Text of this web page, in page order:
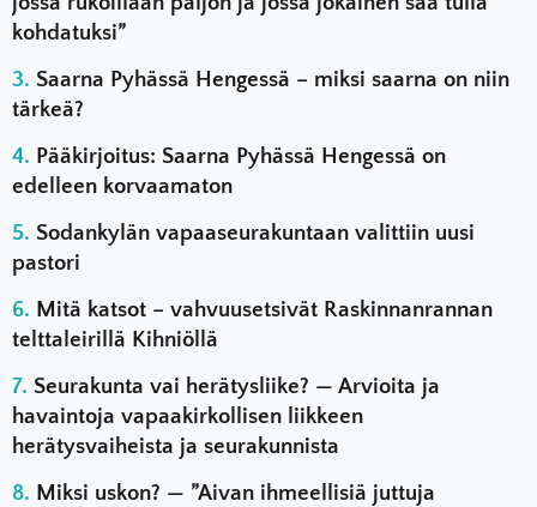
kohdatuksi”
Saarna Pyhässä Hengessä – miksi saarna on niin
tärkeä?
Pääkirjoitus: Saarna Pyhässä Hengessä on
edelleen korvaamaton
Sodankylän vapaaseurakuntaan valittiin uusi
pastori
Mitä katsot – vahvuusetsivät Raskinnanrannan
telttaleirillä Kihniöllä
Seurakunta vai herätysliike? — Arvioita ja
havaintoja vapaakirkollisen liikkeen
herätysvaiheista ja seurakunnista
Miksi uskon? — ”Aivan ihmeellisiä juttuja